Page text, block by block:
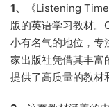
1、
《Listening
版的英语学习教材
小有名气的地位，专
家出版社凭借其丰富
提供了高质量的教材